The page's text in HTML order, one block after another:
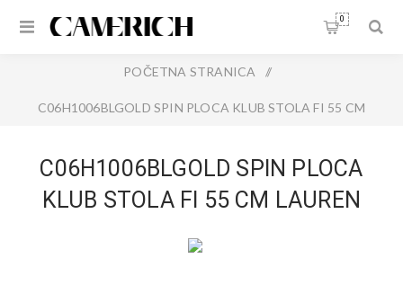
0
POČETNA STRANICA /
C06H1006BLGOLD SPIN PLOCA KLUB STOLA FI 55 CM
C06H1006BLGOLD SPIN PLOCA
KLUB STOLA FI 55 CM LAUREN
BL.GOLD MARB